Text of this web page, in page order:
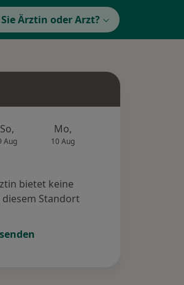
Ärztin oder Arzt?
So,
Aug
Mo,
10 Aug
bietet keine
Standort